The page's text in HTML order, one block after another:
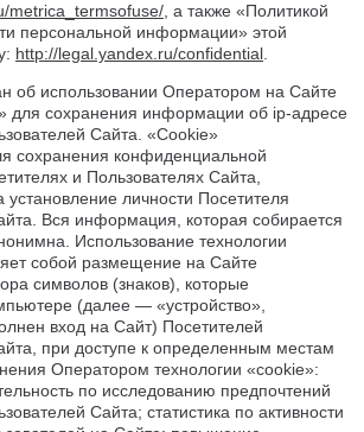
metrica_termsofuse/ , а также «Политикой
персональной информации» этой
http://legal.yandex.ru/confidential
об использовании Оператором на Сайте
для сохранения информации об ip-адресе
Сайта. «Cookie»
сохранения конфиденциальной
и Пользователях Сайта,
личности Посетителя
Вся информация, которая собирается
Использование технологии
собой размещение на Сайте
символов (знаков), которые
(далее — «устройство»,
вход на Сайт) Посетителей
при доступе к определенным местам
Оператором технологии «cookie»:
по исследованию предпочтений
Сайта; статистика по активности